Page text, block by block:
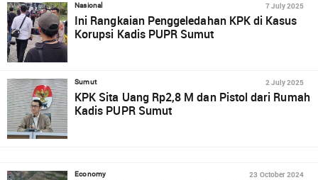
Nasional 7 July 2025
Ini Rangkaian Penggeledahan KPK di Kasus
Korupsi Kadis PUPR Sumut
Sumut 2 July 2025
KPK Sita Uang Rp2,8 M dan Pistol dari Rumah
Kadis PUPR Sumut
Economy 23 October 2024